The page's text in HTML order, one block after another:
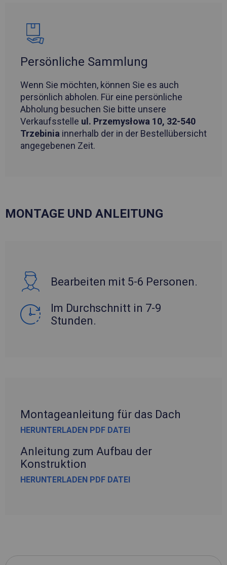
Persönliche Sammlung
Wenn Sie möchten, können Sie es auch
persönlich abholen. Für eine persönliche
Abholung besuchen Sie bitte unsere
Verkaufsstelle ul. Przemysłowa 10, 32-540
Trzebinia innerhalb der in der Bestellübersicht
angegebenen Zeit.
MONTAGE UND ANLEITUNG
Bearbeiten mit 5-6 Personen.
Im Durchschnitt in 7-9
Stunden.
Montageanleitung für das Dach
HERUNTERLADEN PDF DATEI
Anleitung zum Aufbau der
Konstruktion
HERUNTERLADEN PDF DATEI